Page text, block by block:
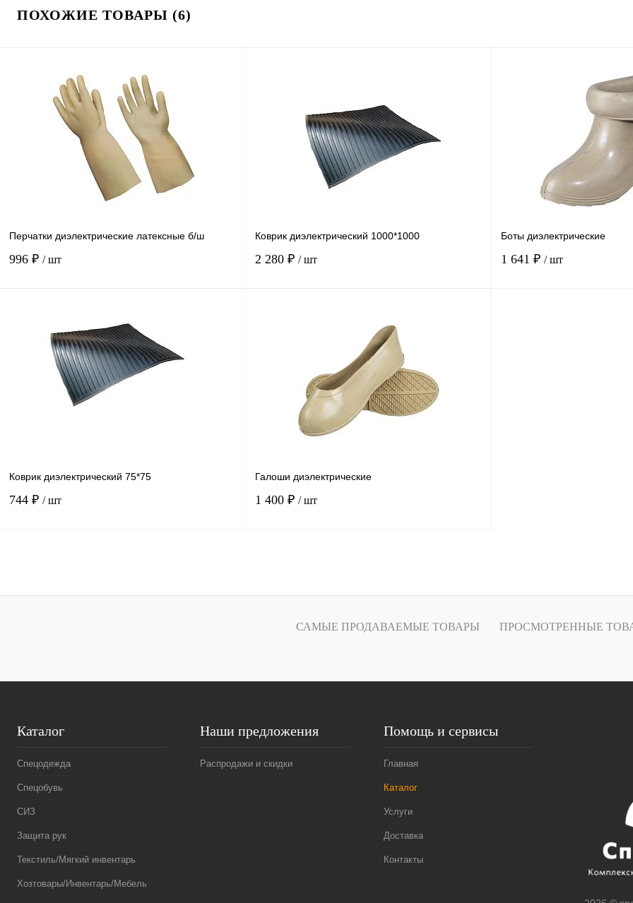
ПОХОЖИЕ ТОВАРЫ (6)
Перчатки диэлектрические латексные б/ш
996 ₽ / шт
Купить в
В избранное
Коврик диэлектрический 1000*1000
2 280 ₽ / шт
Купить в
В избранное
наличии
Боты диэлектрические
1 641 ₽ / шт
Коврик диэлектрический 75*75
744 ₽ / шт
Купить в
Сравнение
Галоши диэлектрические
1 400 ₽ / шт
Купить в
Сравнение
В избранное Под заказ
САМЫЕ ПРОДАВАЕМЫЕ ТОВАРЫ ПРОСМОТРЕННЫЕ
Каталог
Спецодежда
Спецобувь
СИЗ
Защита рук
Текстиль/Мягкий инвентарь
Хозтовары/Инвентарь/Мебель
Наши предложения
Распродажи и скидки
Помощь и сервисы
Главная
Каталог
Услуги
Доставка
Контакты